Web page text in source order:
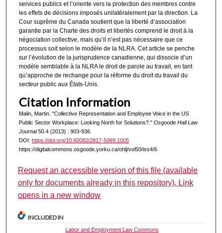
services publics et l’oriente vers la protection des membres contre
les effets de décisions imposés unilatéralement par la direction. La
Cour suprême du Canada soutient que la liberté d’association
garantie par la Charte des droits et libertés comprend le droit à la
négociation collective, mais qu’il n’est pas nécessaire que ce
processus soit selon le modèle de la NLRA. Cet article se penche
sur l’évolution de la jurisprudence canadienne, qui dissocie d’un
modèle semblable à la NLRA le droit de parole au travail, en tant
qu’approche de rechange pour la réforme du droit du travail du
secteur public aux États-Unis.
Citation Information
Malin, Martin. "Collective Representation and Employee Voice in the US
Public Sector Workplace: Looking North for Solutions?." Osgoode Hall Law
Journal50.4 (2013) : 903-936.
DOI: https://doi.org/10.60082/2817-5069.1005
https://digitalcommons.osgoode.yorku.ca/ohlj/vol50/iss4/6
Request an accessible version of this file (available
only for documents already in this repository). Link
opens in a new window
INCLUDED IN
Labor and Employment Law Commons